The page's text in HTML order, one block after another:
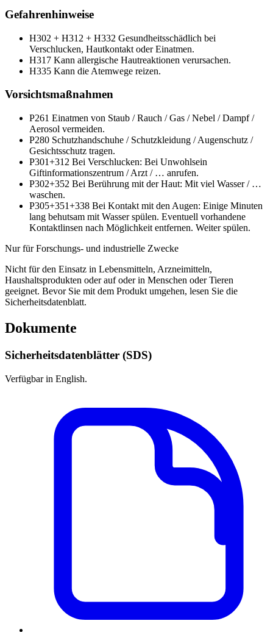
Gefahrenhinweise
H302 + H312 + H332 Gesundheitsschädlich bei
Verschlucken, Hautkontakt oder Einatmen.
H317 Kann allergische Hautreaktionen verursachen.
H335 Kann die Atemwege reizen.
Vorsichtsmaßnahmen
P261 Einatmen von Staub / Rauch / Gas / Nebel / Dampf /
Aerosol vermeiden.
P280 Schutzhandschuhe / Schutzkleidung / Augenschutz /
Gesichtsschutz tragen.
P301+312 Bei Verschlucken: Bei Unwohlsein
Giftinformationszentrum / Arzt / … anrufen.
P302+352 Bei Berührung mit der Haut: Mit viel Wasser / …
waschen.
P305+351+338 Bei Kontakt mit den Augen: Einige Minuten
lang behutsam mit Wasser spülen. Eventuell vorhandene
Kontaktlinsen nach Möglichkeit entfernen. Weiter spülen.
Nur für Forschungs- und industrielle Zwecke
Nicht für den Einsatz in Lebensmitteln, Arzneimitteln,
Haushaltsprodukten oder auf oder in Menschen oder Tieren
geeignet. Bevor Sie mit dem Produkt umgehen, lesen Sie die
Sicherheitsdatenblatt.
Dokumente
Sicherheitsdatenblätter (SDS)
Verfügbar in English.